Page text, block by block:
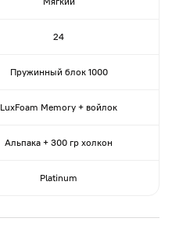
24
Пружинный блок 1000
LuxFoam Memory + войлок
Альпака + 300 гр холкон
Platinum